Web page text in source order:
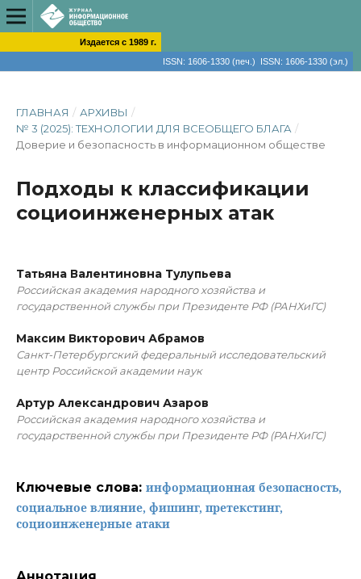
Издается с 1989 г.
ISSN: 1606-1330 (печ.) ISSN: 1606-1330 (эл.)
ГЛАВНАЯ / АРХИВЫ /
№ 3 (2025): ТЕХНОЛОГИИ ДЛЯ ВСЕОБЩЕГО БЛАГА /
Доверие и безопасность в информационном обществе
Подходы к классификации
социоинженерных атак
Татьяна Валентиновна Тулупьева
Российская академия народного хозяйства и
государственной службы при Президенте РФ (РАНХиГС)
Максим Викторович Абрамов
Санкт-Петербургский федеральный исследовательский
центр Российской академии наук
Артур Александрович Азаров
Российская академия народного хозяйства и
государственной службы при Президенте РФ (РАНХиГС)
Ключевые слова: информационная безопасность,
социальное влияние, фишинг, претекстинг,
социоинженерные атаки